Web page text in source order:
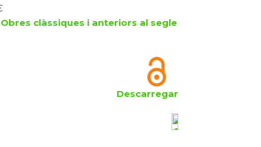
Obres clàssiques i anteriors al segle
Descarregar